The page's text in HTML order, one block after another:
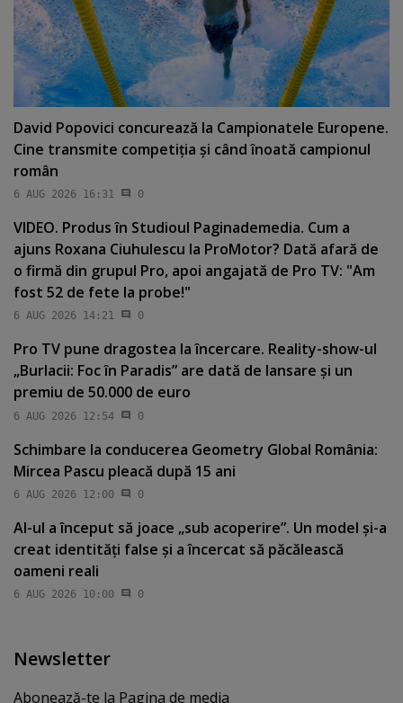
David Popovici concurează la Campionatele Europene.
Cine transmite competiţia şi când înoată campionul
român
6 AUG 2026 16:31 0
VIDEO. Produs în Studioul Paginademedia. Cum a
ajuns Roxana Ciuhulescu la ProMotor? Dată afară de
o firmă din grupul Pro, apoi angajată de Pro TV: "Am
fost 52 de fete la probe!"
6 AUG 2026 14:21 0
Pro TV pune dragostea la încercare. Reality-show-ul
„Burlacii: Foc în Paradis” are dată de lansare şi un
premiu de 50.000 de euro
6 AUG 2026 12:54 0
Schimbare la conducerea Geometry Global România:
Mircea Pascu pleacă după 15 ani
6 AUG 2026 12:00 0
AI-ul a început să joace „sub acoperire”. Un model şi-a
creat identităţi false şi a încercat să păcălească
oameni reali
6 AUG 2026 10:00 0
Newsletter
Abonează-te la Pagina de media